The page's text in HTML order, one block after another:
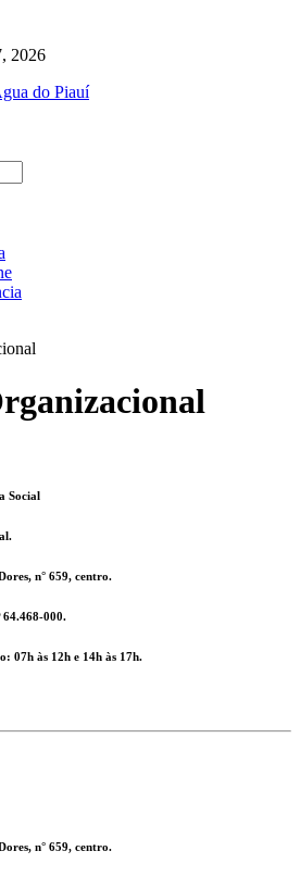
2026
D' Água do Piauí
Social
n° 659, centro.
64.468-000.
07h às 12h e 14h às 17h.
n° 659, centro.